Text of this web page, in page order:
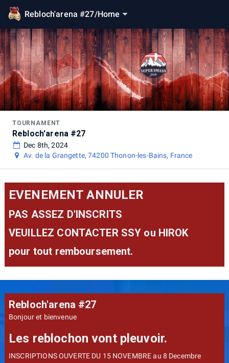
Rebloch'arena #27/Home
TOURNAMENT
Rebloch'arena #27
Dec 8th, 2024
Av. de la Grangette, 74200 Thonon-les-Bains, France
EVENEMENT ANNULER
PAS ASSEZ D'INSCRITS
VEUILLEZ CONTACTER SSY ou HIROK
pour tout remboursement.
Rebloch'arena #27
Bonjour et bienvenue
Les reblochon vont pleuvoir.
INSCRIPTIONS OUVERTE DU 15 NOVEMBRE au 8 Decembre